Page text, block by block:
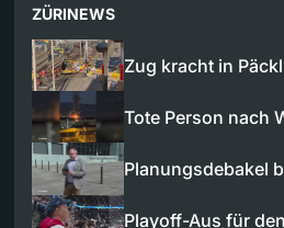
ZÜRINEWS
Zug kracht in
Tote Person nach
Planungsdebakel
Playoff-Aus für